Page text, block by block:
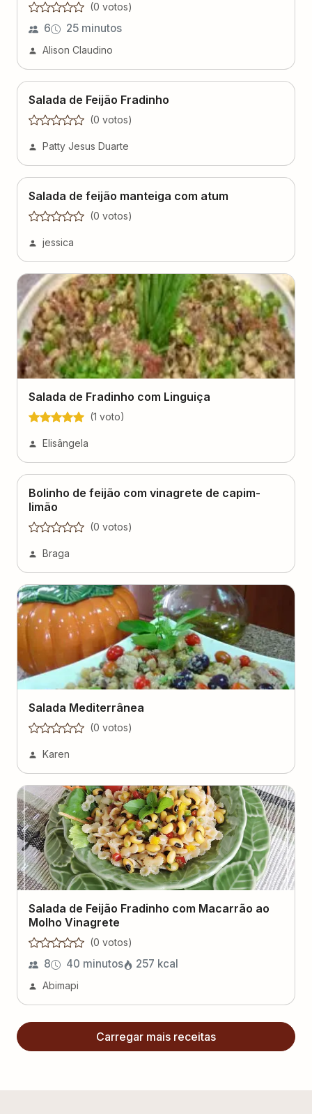
(0 votos)
6 25 minutos
Alison Claudino
Salada de Feijão Fradinho
(0 votos)
Patty Jesus Duarte
Salada de feijão manteiga com atum
(0 votos)
jessica
Salada de Fradinho com Linguiça
(1 voto)
Elisângela
Bolinho de feijão com vinagrete de capim-
limão
(0 votos)
Braga
Salada Mediterrânea
(0 votos)
Karen
Salada de Feijão Fradinho com Macarrão ao
Molho Vinagrete
(0 votos)
8 40 minutos 257 kcal
Abimapi
Carregar mais receitas